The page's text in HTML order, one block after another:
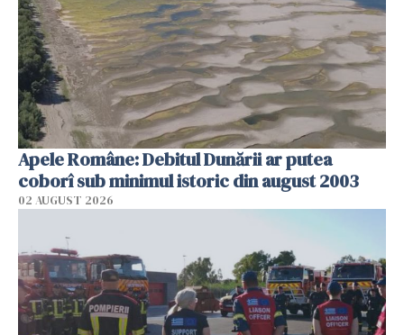
Apele Române: Debitul Dunării ar putea
coborî sub minimul istoric din august 2003
02 AUGUST 2026